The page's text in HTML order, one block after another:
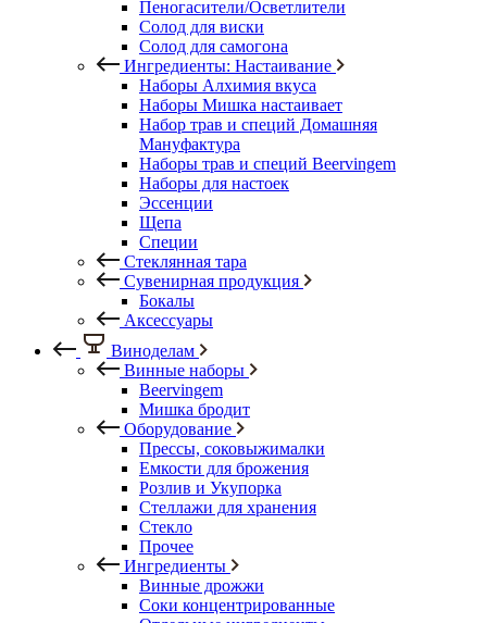
Пеногасители/Осветлители
Солод для виски
Солод для самогона
Ингредиенты: Настаивание
Наборы Алхимия вкуса
Наборы Мишка настаивает
Набор трав и специй Домашняя
Мануфактура
Наборы трав и специй Beervingem
Наборы для настоек
Эссенции
Щепа
Специи
Стеклянная тара
Сувенирная продукция
Бокалы
Аксессуары
Виноделам
Винные наборы
Beervingem
Мишка бродит
Оборудование
Прессы, соковыжималки
Емкости для брожения
Розлив и Укупорка
Стеллажи для хранения
Стекло
Прочее
Ингредиенты
Винные дрожжи
Соки концентрированные